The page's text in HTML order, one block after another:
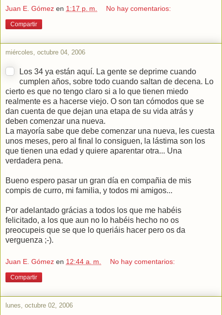
Juan E. Gómez en 1:17 p. m. No hay comentarios:
Compartir
miércoles, octubre 04, 2006
Los 34 ya están aquí. La gente se deprime cuando
cumplen años, sobre todo cuando saltan de decena. Lo
cierto es que no tengo claro si a lo que tienen miedo
realmente es a hacerse viejo. O son tan cómodos que se
dan cuenta de que dejan una etapa de su vida atrás y
deben comenzar una nueva.
La mayoría sabe que debe comenzar una nueva, les cuesta
unos meses, pero al final lo consiguen, la lástima son los
que tienen una edad y quiere aparentar otra... Una
verdadera pena.
Bueno espero pasar un gran día en compañia de mis
compis de curro, mi familia, y todos mi amigos...
Por adelantado grácias a todos los que me habéis
felicitado, a los que aun no lo habéis hecho no os
preocupeis que se que lo queriáis hacer pero os da
verguenza ;-).
Juan E. Gómez en 12:44 a. m. No hay comentarios:
Compartir
lunes, octubre 02, 2006